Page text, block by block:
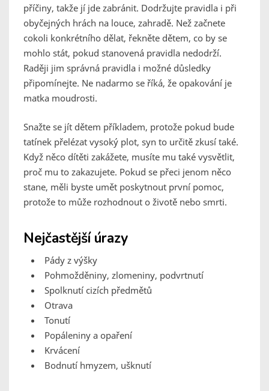
příčiny, takže jí jde zabránit. Dodržujte pravidla i při
obyčejných hrách na louce, zahradě. Než začnete
cokoli konkrétního dělat, řekněte dětem, co by se
mohlo stát, pokud stanovená pravidla nedodrží.
Raději jim správná pravidla i možné důsledky
připomínejte. Ne nadarmo se říká, že opakování je
matka moudrosti.
Snažte se jít dětem příkladem, protože pokud bude
tatínek přelézat vysoký plot, syn to určitě zkusí také.
Když něco dítěti zakážete, musíte mu také vysvětlit,
proč mu to zakazujete. Pokud se přeci jenom něco
stane, měli byste umět poskytnout první pomoc,
protože to může rozhodnout o životě nebo smrti.
Nejčastější úrazy
Pády z výšky
Pohmožděniny, zlomeniny, podvrtnutí
Spolknutí cizích předmětů
Otrava
Tonutí
Popáleniny a opaření
Krvácení
Bodnutí hmyzem, ušknutí